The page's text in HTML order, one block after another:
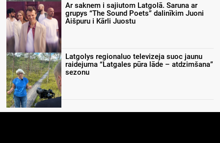
Ar saknem i sajiutom Latgolā. Saruna ar
grupys “The Sound Poets” dalinīkim Juoni
Aišpuru i Kārli Juostu
Latgolys regionaluo televizeja suoc jaunu
raidejuma “Latgales pūra lāde – atdzimšana”
sezonu